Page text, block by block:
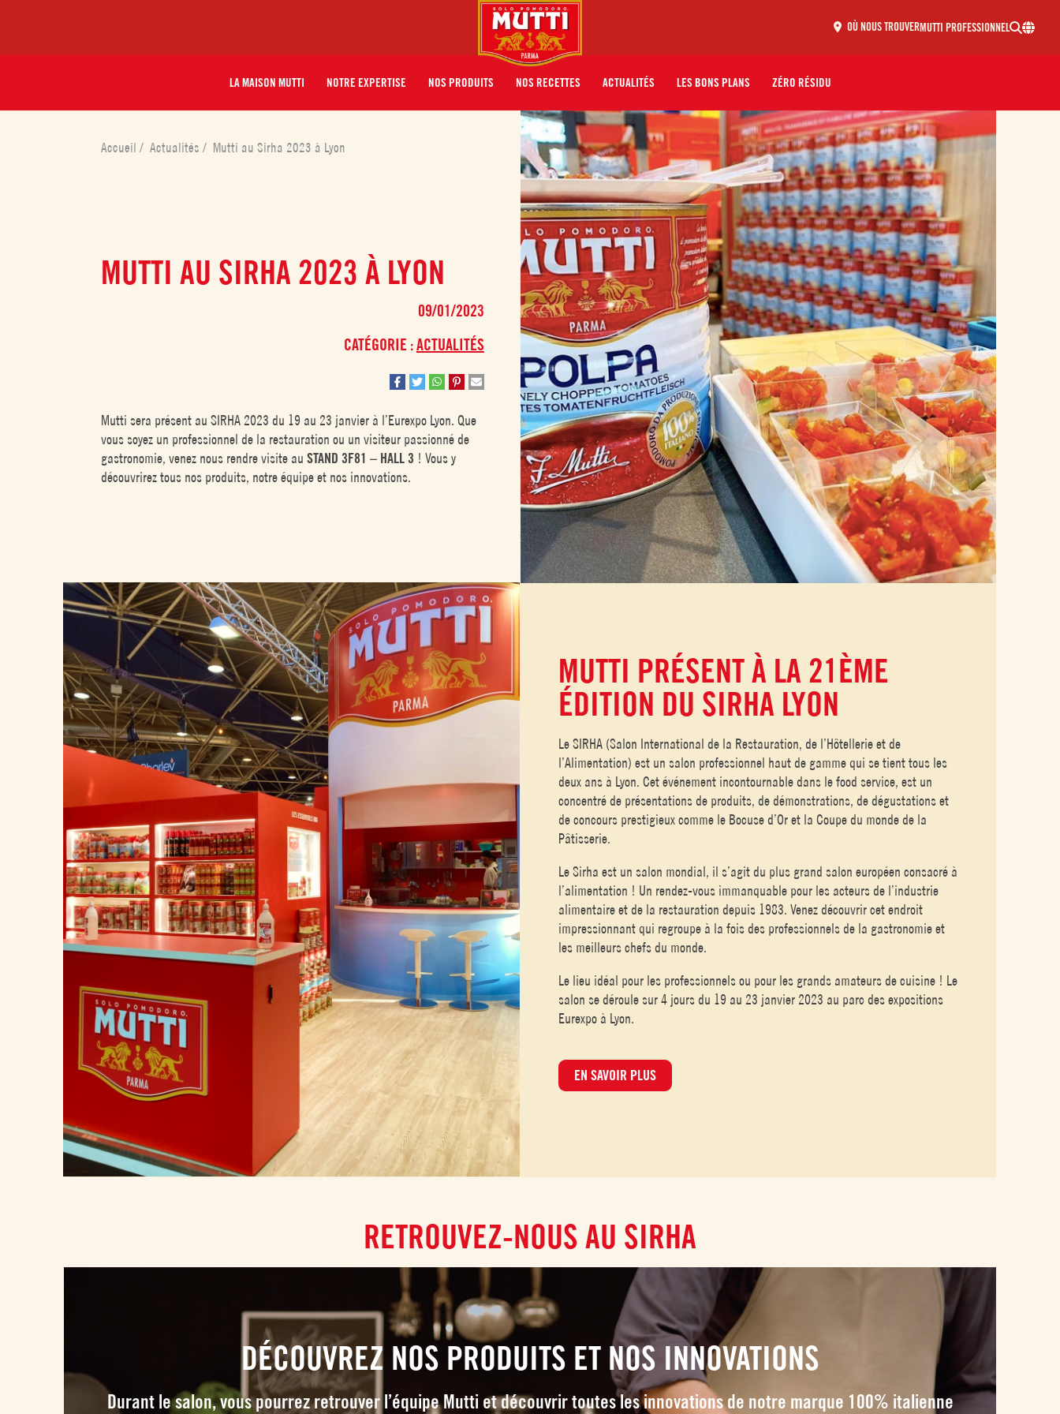
OÙ NOUS TROUVERMUTTI PROFESSIONNEL
LA MAISON MUTTI NOTRE EXPERTISE NOS PRODUITS NOS RECETTES ACTUALITÉS LES BONS PLANS ZÉRO RÉSIDU
Accueil / Actualités / Mutti au Sirha 2023 à Lyon
MUTTI AU SIRHA 2023 À LYON
09/01/2023
CATÉGORIE :ACTUALITÉS
Mutti sera présent au SIRHA 2023 du 19 au 23 janvier à l’Eurexpo Lyon. Que
vous soyez un professionnel de la restauration ou un visiteur passionné de
gastronomie, venez nous rendre visite au STAND 3F81 – HALL 3 ! Vous y
découvrirez tous nos produits, notre équipe et nos innovations.
MUTTI PRÉSENT À LA 21ÈME
ÉDITION DU SIRHA LYON
Le SIRHA (Salon International de la Restauration, de l’Hôtellerie et de
l’Alimentation) est un salon professionnel haut de gamme qui se tient tous les
deux ans à Lyon. Cet événement incontournable dans le food service, est un
concentré de présentations de produits, de démonstrations, de dégustations et
de concours prestigieux comme le Bocuse d’Or et la Coupe du monde de la
Pâtisserie.
Le Sirha est un salon mondial, il s’agit du plus grand salon européen consacré à
l’alimentation ! Un rendez-vous immanquable pour les acteurs de l’industrie
alimentaire et de la restauration depuis 1983. Venez découvrir cet endroit
impressionnant qui regroupe à la fois des professionnels de la gastronomie et
les meilleurs chefs du monde.
Le lieu idéal pour les professionnels ou pour les grands amateurs de cuisine ! Le
salon se déroule sur 4 jours du 19 au 23 janvier 2023 au parc des expositions
Eurexpo à Lyon.
EN SAVOIR PLUS
RETROUVEZ-NOUS AU SIRHA
DÉCOUVREZ NOS PRODUITS ET NOS INNOVATIONS
Durant le salon, vous pourrez retrouver l’équipe Mutti et découvrir toutes les innovations de notre marque 100% italienne